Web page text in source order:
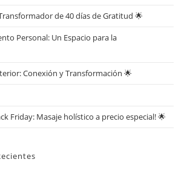
de 40 días de Gratitud 🌟
Personal: Un Espacio para la
Conexión y Transformación 🌟
Friday: Masaje holístico a precio especial! 🌟